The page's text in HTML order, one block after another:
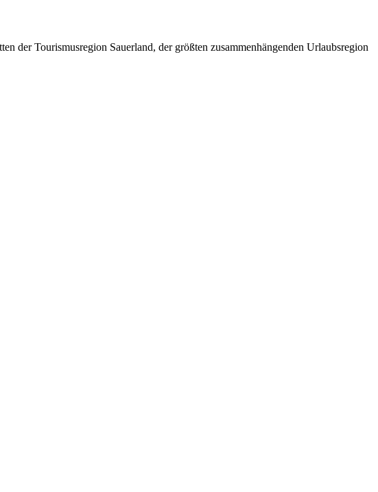
der Tourismusregion Sauerland, der größten zusammenhängenden Urlaubsregion